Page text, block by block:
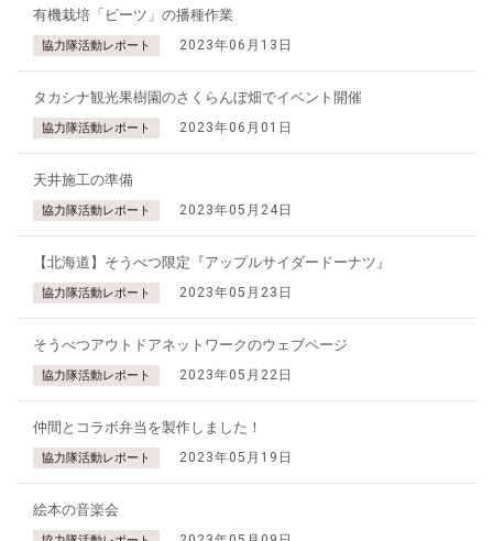
有機栽培「ビーツ」の播種作業
協力隊活動レポート 2023年06月13日
タカシナ観光果樹園のさくらんぼ畑でイベント開催
協力隊活動レポート 2023年06月01日
天井施工の準備
協力隊活動レポート 2023年05月24日
【北海道】そうべつ限定『アップルサイダードーナツ』
協力隊活動レポート 2023年05月23日
そうべつアウトドアネットワークのウェブページ
協力隊活動レポート 2023年05月22日
仲間とコラボ弁当を製作しました！
協力隊活動レポート 2023年05月19日
絵本の音楽会